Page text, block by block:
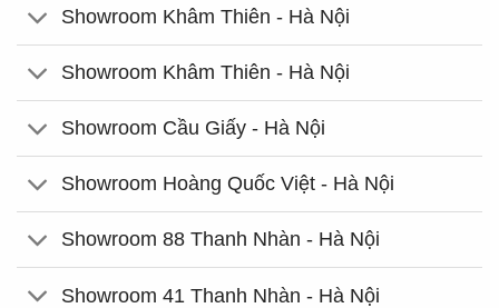
Showroom Khâm Thiên - Hà Nội
Showroom Khâm Thiên - Hà Nội
Showroom Cầu Giấy - Hà Nội
Showroom Hoàng Quốc Việt - Hà Nội
Showroom 88 Thanh Nhàn - Hà Nội
Showroom 41 Thanh Nhàn - Hà Nội